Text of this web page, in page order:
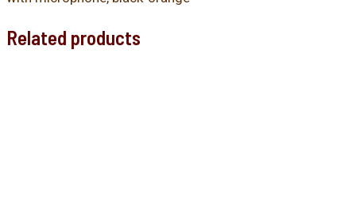
Related products